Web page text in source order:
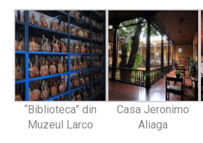
“Biblioteca” din
Muzeul Larco
Casa Jeronimo
Aliaga